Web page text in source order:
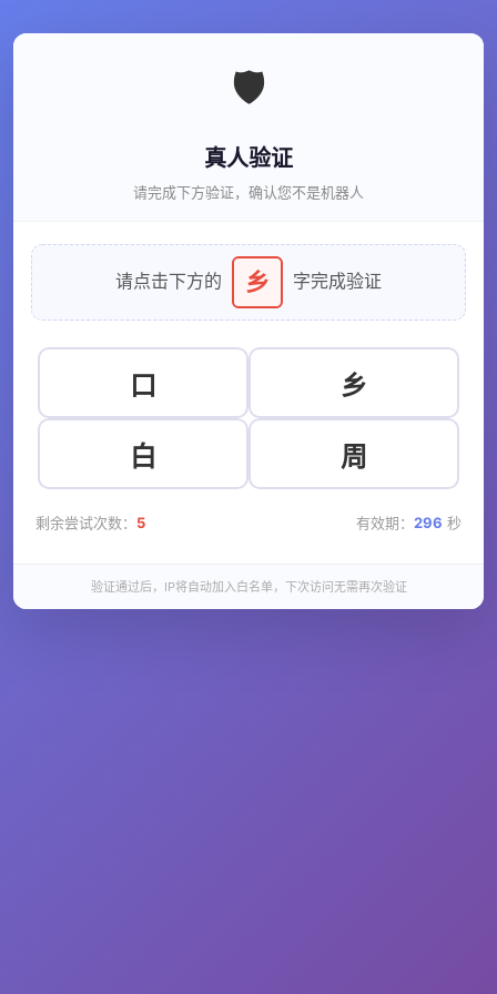
🛡️
真人验证
请完成下方验证，确认您不是机器人
请点击下方的 乡 字完成验证
口 乡
白 周
剩余尝试次数： 5 有效期： 296 秒
验证通过后，IP将自动加入白名单，下次访问无需再次验证